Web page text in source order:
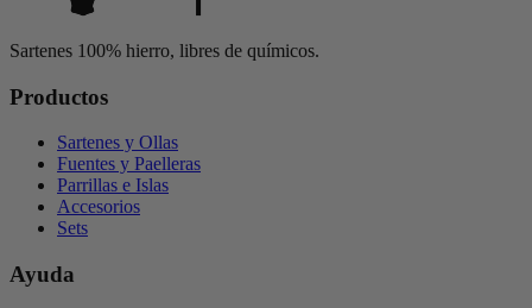
Sartenes 100% hierro, libres de químicos.
Productos
Sartenes y Ollas
Fuentes y Paelleras
Parrillas e Islas
Accesorios
Sets
Ayuda